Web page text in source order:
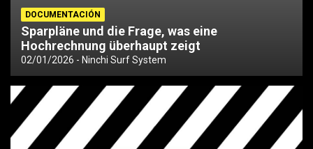
DOCUMENTACIÓN
Sparpläne und die Frage, was eine
Hochrechnung überhaupt zeigt
02/01/2026 Ninchi Surf System